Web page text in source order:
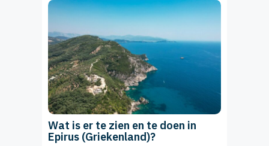
Wat is er te zien en te doen in
Epirus (Griekenland)?